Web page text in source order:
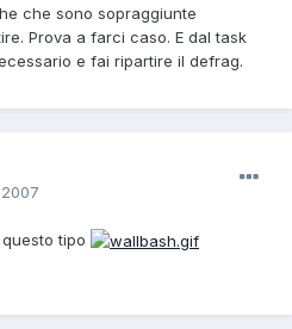
che sono sopraggiunte
Prova a farci caso. E dal task
e fai ripartire il defrag.
tipo